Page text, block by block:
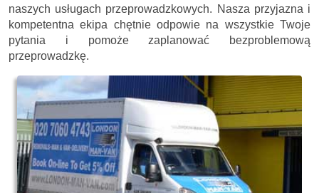
naszych usługach przeprowadzkowych. Nasza przyjazna i
kompetentna ekipa chętnie odpowie na wszystkie Twoje
pytania i pomoże zaplanować bezproblemową
przeprowadzkę.